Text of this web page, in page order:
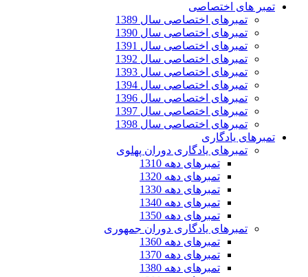
تمبر های اختصاصی
تمبرهای اختصاصی سال 1389
تمبرهای اختصاصی سال 1390
تمبرهای اختصاصی سال 1391
تمبرهای اختصاصی سال 1392
تمبرهای اختصاصی سال 1393
تمبرهای اختصاصی سال 1394
تمبرهای اختصاصی سال 1396
تمبرهای اختصاصی سال 1397
تمبرهای اختصاصی سال 1398
تمبرهای یادگاری
تمبرهای یادگاری دوران پهلوی
تمبرهای دهه 1310
تمبرهای دهه 1320
تمبرهای دهه 1330
تمبرهای دهه 1340
تمبرهای دهه 1350
تمبرهای یادگاری دوران جمهوری
تمبرهای دهه 1360
تمبرهای دهه 1370
تمبرهای دهه 1380